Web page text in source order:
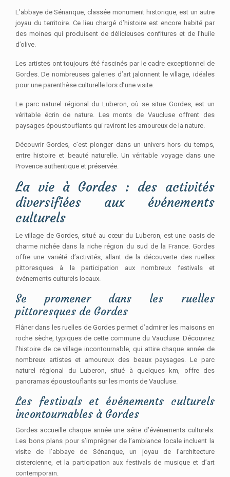
L’abbaye de Sénanque, classée monument historique, est un autre
joyau du territoire. Ce lieu chargé d’histoire est encore habité par
des moines qui produisent de délicieuses confitures et de l’huile
d’olive.
Les artistes ont toujours été fascinés par le cadre exceptionnel de
Gordes. De nombreuses galeries d’art jalonnent le village, idéales
pour une parenthèse culturelle lors d’une visite.
Le parc naturel régional du Luberon, où se situe Gordes, est un
véritable écrin de nature. Les monts de Vaucluse offrent des
paysages époustouflants qui raviront les amoureux de la nature.
Découvrir Gordes, c’est plonger dans un univers hors du temps,
entre histoire et beauté naturelle. Un véritable voyage dans une
Provence authentique et préservée.
La vie à Gordes : des activités
diversifiées aux événements
culturels
Le village de Gordes, situé au cœur du Luberon, est une oasis de
charme nichée dans la riche région du sud de la France. Gordes
offre une variété d’activités, allant de la découverte des ruelles
pittoresques à la participation aux nombreux festivals et
événements culturels locaux.
Se promener dans les ruelles
pittoresques de Gordes
Flâner dans les ruelles de Gordes permet d’admirer les maisons en
roche sèche, typiques de cette commune du Vaucluse. Découvrez
l’histoire de ce village incontournable, qui attire chaque année de
nombreux artistes et amoureux des beaux paysages. Le parc
naturel régional du Luberon, situé à quelques km, offre des
panoramas époustouflants sur les monts de Vaucluse.
Les festivals et événements culturels
incontournables à Gordes
Gordes accueille chaque année une série d’événements culturels.
Les bons plans pour s’imprégner de l’ambiance locale incluent la
visite de l’abbaye de Sénanque, un joyau de l’architecture
cistercienne, et la participation aux festivals de musique et d’art
contemporain.